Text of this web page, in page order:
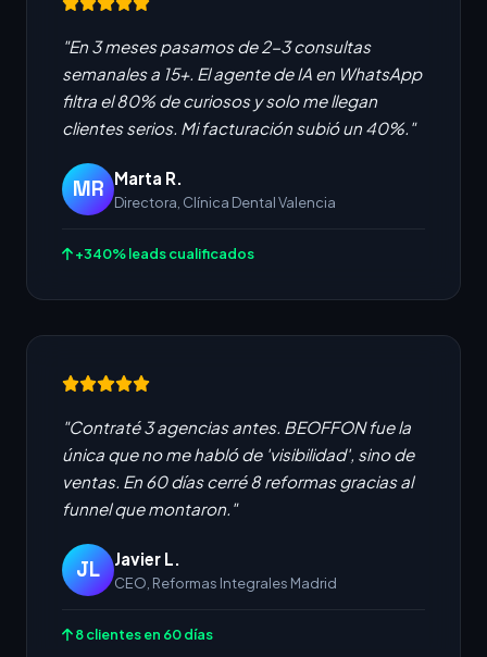
"En 3 meses pasamos de 2-3 consultas
semanales a 15+. El agente de IA en WhatsApp
filtra el 80% de curiosos y solo me llegan
clientes serios. Mi facturación subió un 40%."
MR Marta R.
Directora, Clínica Dental Valencia
+340% leads cualificados
"Contraté 3 agencias antes. BEOFFON fue la
única que no me habló de 'visibilidad', sino de
ventas. En 60 días cerré 8 reformas gracias al
funnel que montaron."
JL Javier L.
CEO, Reformas Integrales Madrid
8 clientes en 60 días